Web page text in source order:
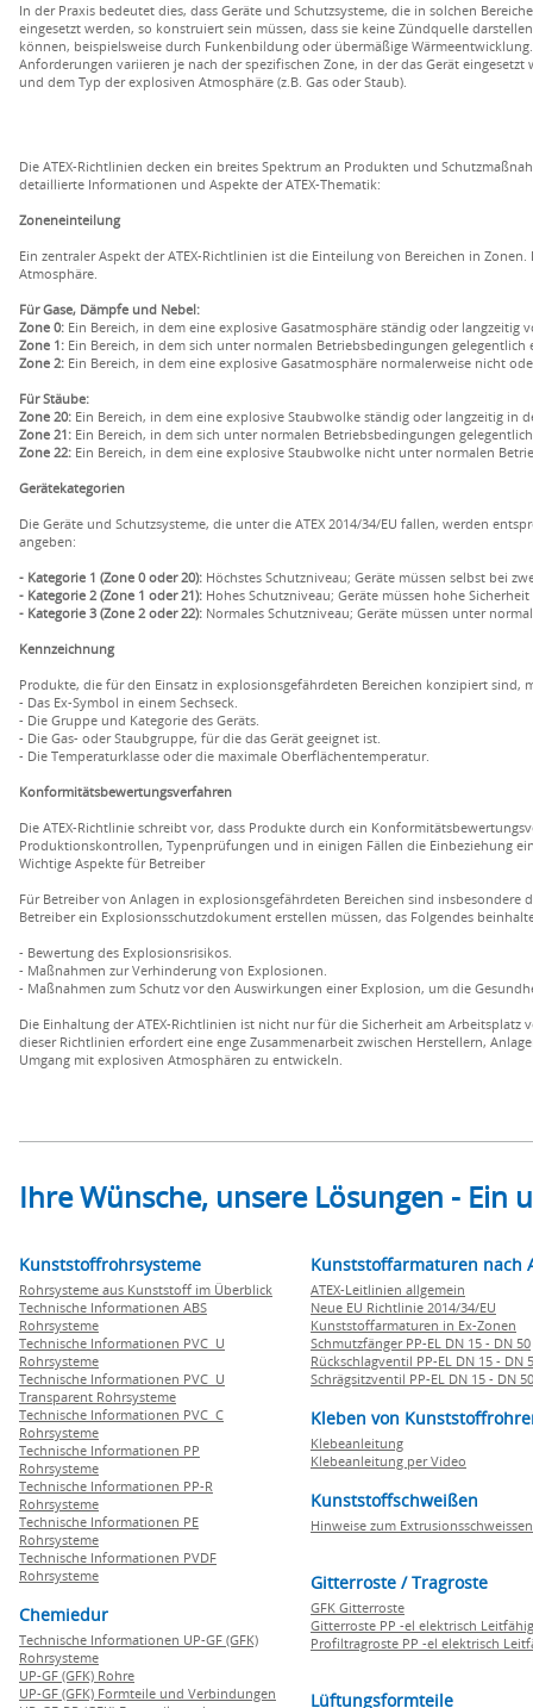
In der Praxis bedeutet dies, dass Geräte und Schutzsysteme, die in solchen
eingesetzt werden, so konstruiert sein müssen, dass sie keine Zündquelle darstellen
können, beispielsweise durch Funkenbildung oder übermäßige
Anforderungen variieren je nach der spezifischen Zone, in der das Gerät eingesetzt
und dem Typ der explosiven Atmosphäre (z.B. Gas oder Staub).
Die ATEX-Richtlinien decken ein breites Spektrum an Produkten und
detaillierte Informationen und Aspekte der ATEX-Thematik:
Zoneneinteilung
Ein zentraler Aspekt der ATEX-Richtlinien ist die Einteilung von Bereichen in
Atmosphäre.
Für Gase, Dämpfe und Nebel:
Zone 0: Ein Bereich, in dem eine explosive Gasatmosphäre ständig oder langzeitig
Zone 1: Ein Bereich, in dem sich unter normalen Betriebsbedingungen
Zone 2: Ein Bereich, in dem eine explosive Gasatmosphäre normalerweise nicht
Für Stäube:
Zone 20: Ein Bereich, in dem eine explosive Staubwolke ständig oder langzeitig in
Zone 21: Ein Bereich, in dem sich unter normalen Betriebsbedingungen
Zone 22: Ein Bereich, in dem eine explosive Staubwolke nicht unter normalen
Gerätekategorien
Die Geräte und Schutzsysteme, die unter die ATEX 2014/34/EU fallen, werden
angeben:
- Kategorie 1 (Zone 0 oder 20): Höchstes Schutzniveau; Geräte müssen selbst bei
- Kategorie 2 (Zone 1 oder 21): Hohes Schutzniveau; Geräte müssen hohe
- Kategorie 3 (Zone 2 oder 22): Normales Schutzniveau; Geräte müssen unter
Kennzeichnung
Produkte, die für den Einsatz in explosionsgefährdeten Bereichen konzipiert
- Das Ex-Symbol in einem Sechseck.
- Die Gruppe und Kategorie des Geräts.
- Die Gas- oder Staubgruppe, für die das Gerät geeignet ist.
- Die Temperaturklasse oder die maximale Oberflächentemperatur.
Konformitätsbewertungsverfahren
Die ATEX-Richtlinie schreibt vor, dass Produkte durch ein
Produktionskontrollen, Typenprüfungen und in einigen Fällen die Einbeziehung
Wichtige Aspekte für Betreiber
Für Betreiber von Anlagen in explosionsgefährdeten Bereichen sind insbesondere
Betreiber ein Explosionsschutzdokument erstellen müssen, das Folgendes
- Bewertung des Explosionsrisikos.
- Maßnahmen zur Verhinderung von Explosionen.
- Maßnahmen zum Schutz vor den Auswirkungen einer Explosion, um die
Die Einhaltung der ATEX-Richtlinien ist nicht nur für die Sicherheit am
dieser Richtlinien erfordert eine enge Zusammenarbeit zwischen Herstellern,
Umgang mit explosiven Atmosphären zu entwickeln.
Ihre Wünsche, unsere Lösungen -
Kunststoffrohrsysteme
Rohrsysteme aus Kunststoff im Überblick
Technische Informationen ABS
Rohrsysteme
Technische Informationen PVC U
Rohrsysteme
Technische Informationen PVC U
Transparent Rohrsysteme
Technische Informationen PVC C
Rohrsysteme
Technische Informationen PP
Rohrsysteme
Technische Informationen PP-R
Rohrsysteme
Technische Informationen PE
Rohrsysteme
Technische Informationen PVDF
Rohrsysteme
Chemiedur
Technische Informationen UP-GF (GFK)
Rohrsysteme
UP-GF (GFK) Rohre
UP-GF (GFK) Formteile und Verbindungen
Kunststoffarmaturen nach
ATEX-Leitlinien allgemein
Neue EU Richtlinie 2014/34/EU
Kunststoffarmaturen in Ex-Zonen
Schmutzfänger PP-EL DN 15 - DN 50
Rückschlagventil PP-EL DN 15 - DN
Schrägsitzventil PP-EL DN 15 - DN 50
Kleben von
Klebeanleitung
Klebeanleitung per Video
Kunststoffschweißen
Hinweise zum Extrusionsschweissen
Gitterroste / Tragroste
GFK Gitterroste
Gitterroste PP -el elektrisch Leitfähig
Profiltragroste PP -el elektrisch
Lüftungsformteile